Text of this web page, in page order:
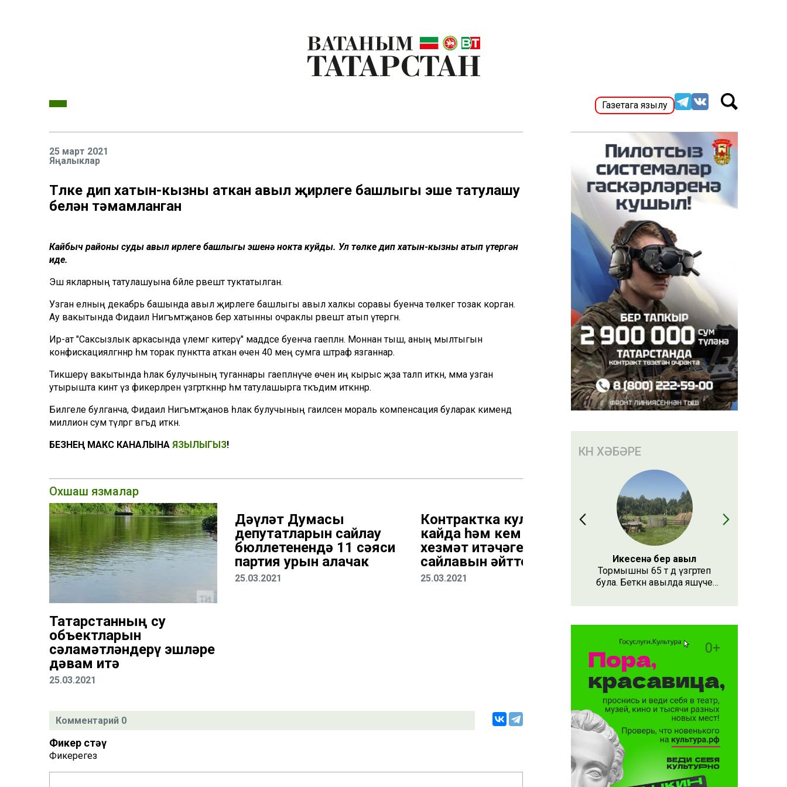
Газетага язылу
25 март 2021
Яңалыклар
Төлке дип хатын-кызны аткан авыл җирлеге башлыгы эше татулашу
белән тәмамланган
Кайбыч районы суды авыл җирлеге башлыгы эшенә нокта куйды. Ул төлке дип хатын-кызны атып үтергән
иде.
Эш якларның татулашуына бәйле рәвештә туктатылган.
Узган елның декабрь башында авыл җирлеге башлыгы авыл халкы соравы буенча төлкегә тозак корган.
Ау вакытында Фидаил Нигъмәтҗанов бер хатынны очраклы рәвештә атып үтергән.
Ир-ат "Саксызлык аркасында үлемгә китерү" маддәсе буенча гаепләнә. Моннан тыш, аның мылтыгын
конфискацияләгәннәр һәм торак пунктта аткан өчен 40 мең сумга штраф язганнар.
Тикшерү вакытында һәлак булучының туганнары гаепләнүче өчен иң кырыс җәза таләп иткән, әмма узган
утырышта кинәт үз фикерләрен үзгәрткәннәр һәм татулашырга тәкъдим иткәннәр.
Билгеле булганча, Фидаил Нигъмәтҗанов һәлак булучының гаиләсенә мораль компенсация буларак кимендә
миллион сум түләргә вәгъдә иткән.
БЕЗНЕҢ МАКС КАНАЛЫНА ЯЗЫЛЫГЫЗ!
Охшаш язмалар
Татарстанның су
объектларын
сәламәтләндерү эшләре
дәвам итә
25.03.2021
Дәүләт Думасы
депутатларын сайлау
бюллетенендә 11 сәяси
партия урын алачак
25.03.2021
Контрактка кул куючы
кайда һәм кем булып
хезмәт итәчәген үзе
сайлавын әйттеләр
25.03.2021
Комментарий 0
Фикер өстәү
Фикерегез
КӨН ХӘБӘРЕ
Икесенә бер авыл
Тормышны 65 тә дә үзгәртеп
була. Беткән авылда яшәүче
дистәне ваклаганда гына гаилә
көткән. Чатыр тау итәгендә
урнашкан авылда без дә
кунак булып кайттык.